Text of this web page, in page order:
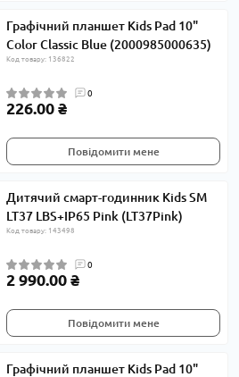
Графічний планшет Kids Pad 10"
Color Classic Blue (2000985000635)
Код товару: 136822
0
226.00 ₴
Повідомити мене
Дитячий смарт-годинник Kids SM
LT37 LBS+IP65 Pink (LT37Pink)
Код товару: 143498
0
2 990.00 ₴
Повідомити мене
Графічний планшет Kids Pad 10"